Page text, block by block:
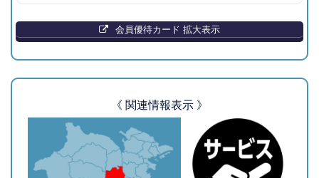
会員優待カード 拡大表示
《 関連情報表示 》